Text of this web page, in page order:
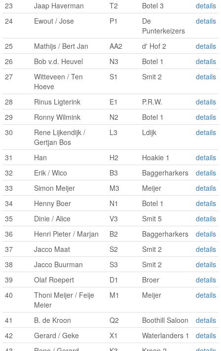
23
Jaap Haverman T2 Botel 3
details
24
Ewout / Jose P1
De
Punterkeizers
details
25 Mathijs / Bert Jan AA2 d' Hof 2
details
26
Bob v.d. Heuvel N3 Botel 1
details
27
Witteveen / Ten
Hoeve
S1 Smit 2 details
28 Rinus Ligterink E1 P.R.W.
details
29
Ronny Wilmink N2 Botel 1
details
30
Rene Lijkendijk /
Gertjan Bos
L3 Ldijk details
31 Han H2 Hoakie 1
details
32
Erik / Wico B3 Baggerharkers
details
33
Simon Meijer M3 Meijer
details
34
Henny Boer N1 Botel 1
details
35
Dinie / Alice V3 Smit 5
details
36
Henri Pieter / Marjan B2 Baggerharkers
details
37
Jacco Maat S2 Smit 2
details
38
Jacco Buurman S3 Smit 2
details
39
Olaf Roepert D1 Broer
details
40
Thoni Meijer / Feije
Meier
M1 Meijer details
41 B. de Kroon Q2 Boothill Saloon
details
42
Gerard / Geke X1 Waterlanders 1
details